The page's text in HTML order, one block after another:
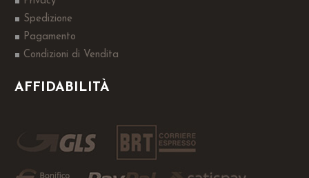
Spedizione
Pagamento
Condizioni di Vendita
AFFIDABILITÀ